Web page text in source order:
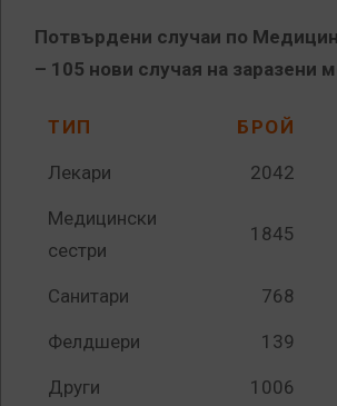
Потвърдени случаи по
– 105 нови случая на заразени
ТИП БРОЙ
Лекари 2042
Медицински
сестри
1845
Санитари 768
Фелдшери 139
Други 1006